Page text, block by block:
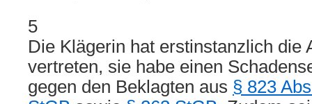
5
Die Klägerin hat erstinstanzlich die
vertreten, sie habe einen
gegen den Beklagten aus § 823